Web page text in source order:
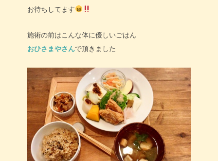
お待ちしてます
施術の前はこんな体に優しいごはん
おひさまやさんで頂きました